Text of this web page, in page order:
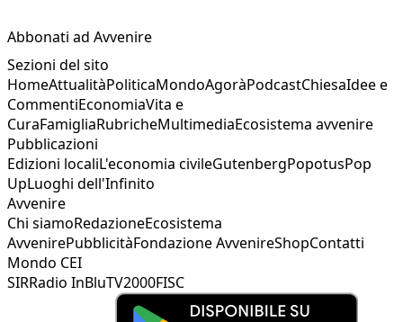
Abbonati ad Avvenire
Sezioni del sito
HomeAttualitàPoliticaMondoAgoràPodcastChiesaIdee e
CommentiEconomiaVita e
CuraFamigliaRubricheMultimediaEcosistema avvenire
Pubblicazioni
Edizioni localiL'economia civileGutenbergPopotusPop
UpLuoghi dell'Infinito
Avvenire
Chi siamoRedazioneEcosistema
AvvenirePubblicitàFondazione AvvenireShopContatti
Mondo CEI
SIRRadio InBluTV2000FISC